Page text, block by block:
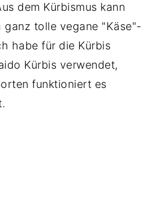
dem Kürbismus kann
ganz tolle vegane "Käse"-
habe für die Kürbis
Kürbis verwendet,
funktioniert es